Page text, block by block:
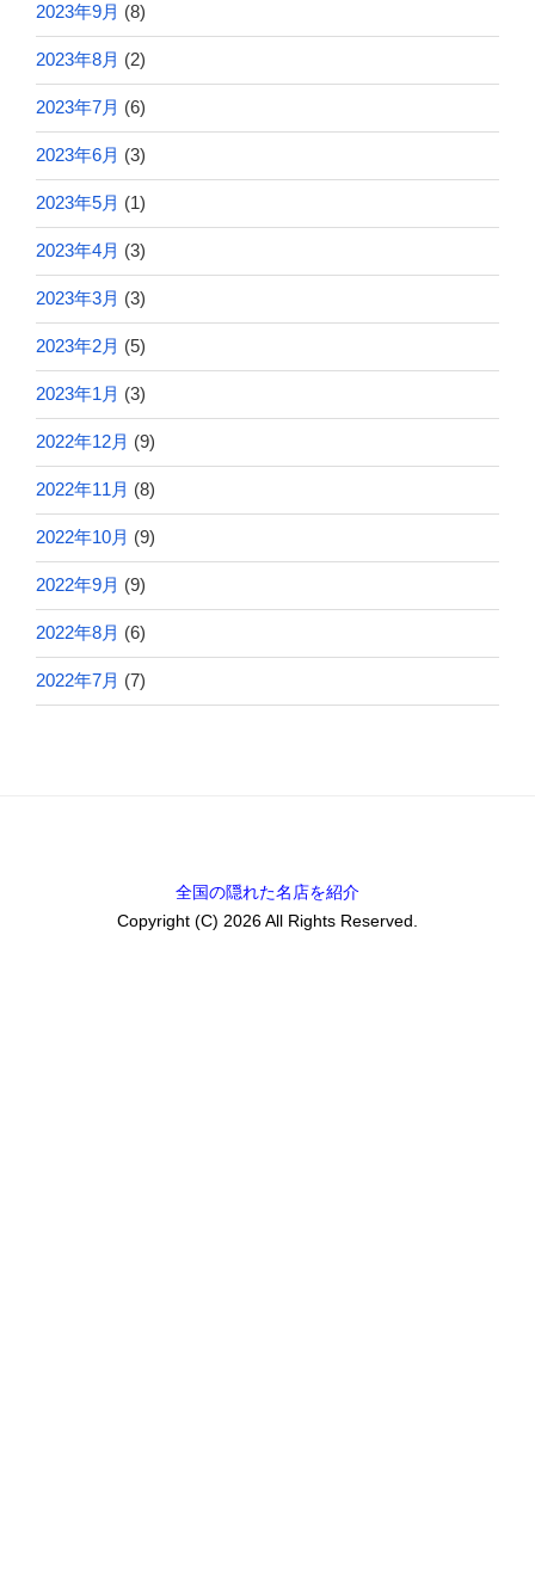
2023年9月 (8)
2023年8月 (2)
2023年7月 (6)
2023年6月 (3)
2023年5月 (1)
2023年4月 (3)
2023年3月 (3)
2023年2月 (5)
2023年1月 (3)
2022年12月 (9)
2022年11月 (8)
2022年10月 (9)
2022年9月 (9)
2022年8月 (6)
2022年7月 (7)
全国の隠れた名店を紹介
Copyright (C) 2026 All Rights Reserved.